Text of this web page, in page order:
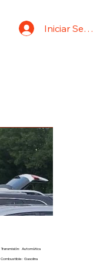
Iniciar Sesión
Transmisión:
Combustible:
Automática
Gasolina